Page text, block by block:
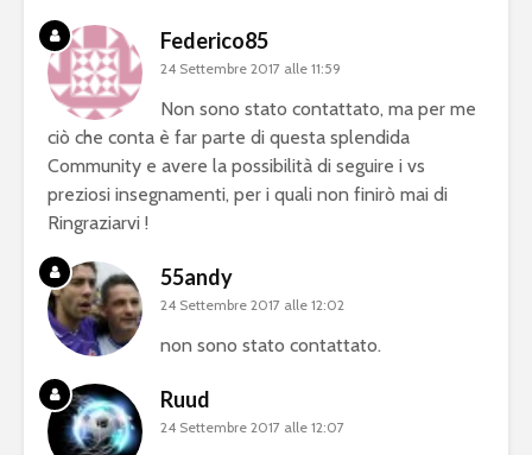
Federico85
24 Settembre 2017 alle 11:59
Non sono stato contattato, ma per me
ciò che conta è far parte di questa splendida
Community e avere la possibilità di seguire i vs
preziosi insegnamenti, per i quali non finirò mai di
Ringraziarvi !
55andy
24 Settembre 2017 alle 12:02
non sono stato contattato.
Ruud
24 Settembre 2017 alle 12:07